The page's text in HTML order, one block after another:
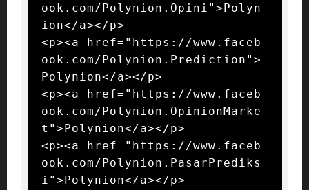
ook.com/Polynion.Opini">Polyn
ion</a></p>
<p><a href="https://www.faceb
ook.com/Polynion.Prediction">
Polynion</a></p>
<p><a href="https://www.faceb
ook.com/Polynion.OpinionMarke
t">Polynion</a></p>
<p><a href="https://www.faceb
ook.com/Polynion.PasarPrediks
i">Polynion</a></p>